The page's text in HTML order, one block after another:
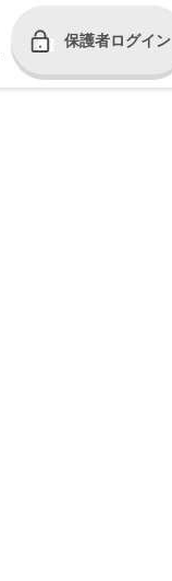
保護者ログイン